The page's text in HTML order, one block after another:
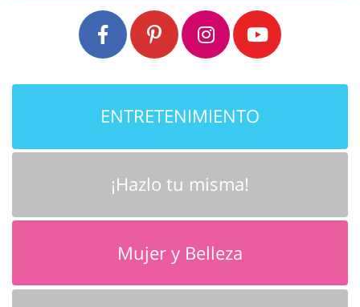
ENTRETENIMIENTO
¡Hazlo tu misma!
Mujer y Belleza